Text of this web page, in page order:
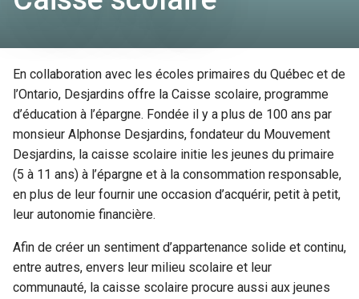
En collaboration avec les écoles primaires du Québec et de
l’Ontario, Desjardins offre la Caisse scolaire, programme
d’éducation à l’épargne. Fondée il y a plus de 100 ans par
monsieur Alphonse Desjardins, fondateur du Mouvement
Desjardins, la caisse scolaire initie les jeunes du primaire
(5 à 11 ans) à l’épargne et à la consommation responsable,
en plus de leur fournir une occasion d’acquérir, petit à petit,
leur autonomie financière.
Afin de créer un sentiment d’appartenance solide et continu,
entre autres, envers leur milieu scolaire et leur
communauté, la caisse scolaire procure aussi aux jeunes